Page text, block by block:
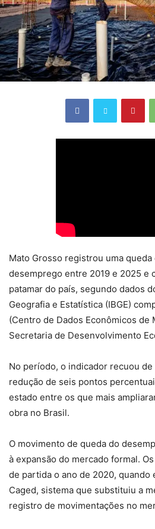
Mato Grosso registrou uma
desemprego entre 2019 e 2025 e
patamar do país, segundo dados
Geografia e Estatística (IBGE)
(Centro de Dados Econômicos de
Secretaria de Desenvolvimento
No período, o indicador recuou de
redução de seis pontos
estado entre os que mais
obra no Brasil.
O movimento de queda do
à expansão do mercado formal.
de partida o ano de 2020, quando
Caged, sistema que substituiu a
registro de movimentações no